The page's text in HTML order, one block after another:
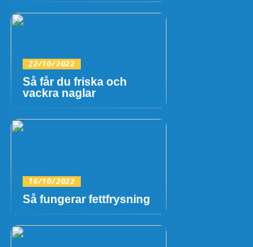
22/10/2022
Så får du friska och
vackra naglar
16/10/2022
Så fungerar fettfrysning